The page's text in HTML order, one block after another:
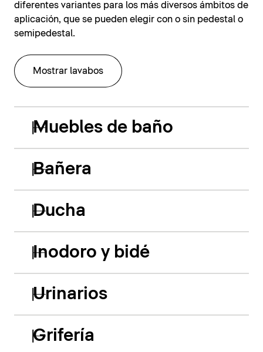
diferentes variantes para los más diversos ámbitos de
aplicación, que se pueden elegir con o sin pedestal o
semipedestal.
Mostrar lavabos
Muebles de baño
Bañera
Ducha
Inodoro y bidé
Urinarios
Grifería